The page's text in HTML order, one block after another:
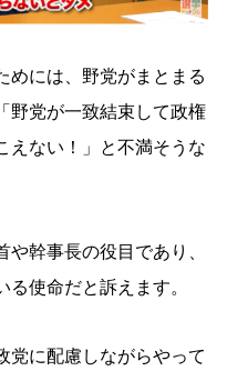
めには、野党がまとまる
野党が一致結束して政権
えない！」と不満そうな
幹事長の役目であり、
使命だと訴えます。
党に配慮しながらやって